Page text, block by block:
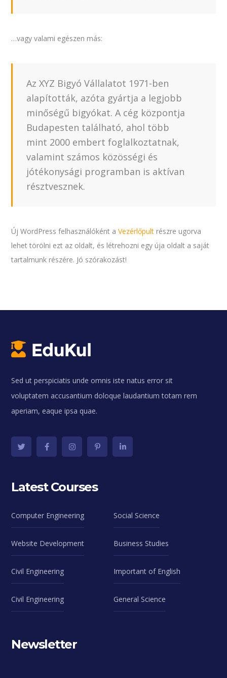
…vagy valami egészen más:
Az XYZ Bigyó Vállalatot 1971-ben
alapították, azóta gyártja a legjobb
minőségű bigyókat. A cég központja
Budapesten található, ahol több
mint 2000 embert foglalkoztatnak,
valamint számos közösségi és
jótékonysági programban is aktívan
résztvesznek.
Új WordPress felhasználóként aVezérlőpult részre ugorva
lehet törölni ezt az oldalt, és létrehozni egy úja oldalt a saját
tartalmunk részére. Jó szórakozást!
Sed ut perspiciatis unde omnis iste natus error sit
voluptatem accusantium doloque laudantium totam rem
aperiam, eaque ipsa quae.
Latest Courses
Computer Engineering Social Science
Website Development Business Studies
Civil Engineering Important of English
Civil Engineering General Science
Newsletter